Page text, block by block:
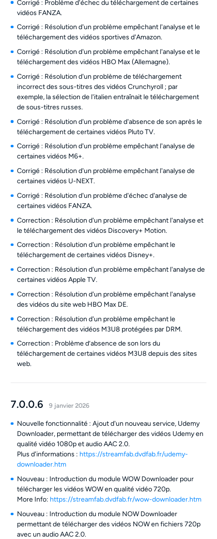
Corrigé : Problème d'échec du téléchargement de certaines
vidéos FANZA.
Corrigé : Résolution d'un problème empêchant l'analyse et le
téléchargement des vidéos sportives d'Amazon.
Corrigé : Résolution d'un problème empêchant l'analyse et le
téléchargement des vidéos HBO Max (Allemagne).
Corrigé : Résolution d'un problème de téléchargement
incorrect des sous-titres des vidéos Crunchyroll ; par
exemple, la sélection de l'italien entraînait le téléchargement
de sous-titres russes.
Corrigé : Résolution d'un problème d'absence de son après le
téléchargement de certaines vidéos Pluto TV.
Corrigé : Résolution d'un problème empêchant l'analyse de
certaines vidéos M6+.
Corrigé : Résolution d'un problème empêchant l'analyse de
certaines vidéos U-NEXT.
Corrigé : Résolution d'un problème d'échec d'analyse de
certaines vidéos FANZA.
Correction : Résolution d'un problème empêchant l'analyse et
le téléchargement des vidéos Discovery+ Motion.
Correction : Résolution d'un problème empêchant le
téléchargement de certaines vidéos Disney+.
Correction : Résolution d'un problème empêchant l'analyse de
certaines vidéos Apple TV.
Correction : Résolution d'un problème empêchant l'analyse
des vidéos du site web HBO Max DE.
Correction : Résolution d'un problème empêchant le
téléchargement des vidéos M3U8 protégées par DRM.
Correction : Problème d’absence de son lors du
téléchargement de certaines vidéos M3U8 depuis des sites
web.
7.0.0.6 9 janvier 2026
Nouvelle fonctionnalité : Ajout d'un nouveau service, Udemy
Downloader, permettant de télécharger des vidéos Udemy en
qualité vidéo 1080p et audio AAC 2.0.
Plus d'informations : https://streamfab.dvdfab.fr/udemy-
downloader.htm
Nouveau : Introduction du module WOW Downloader pour
télécharger les vidéos WOW en qualité vidéo 720p.
More Info: https://streamfab.dvdfab.fr/wow-downloader.htm
Nouveau : Introduction du module NOW Downloader
permettant de télécharger des vidéos NOW en fichiers 720p
avec un audio AAC 2.0.